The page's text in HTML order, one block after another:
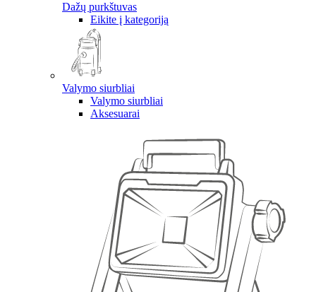
Dažų purkštuvas
Eikite į kategoriją
Valymo siurbliai
Valymo siurbliai
Aksesuarai